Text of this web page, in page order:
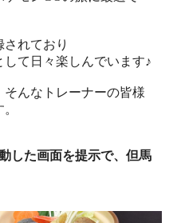
れており
て日々楽しんでいます♪
んなトレーナーの皆様
した画面を提示で、但馬